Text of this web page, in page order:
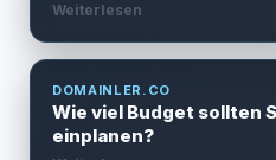
Weiterlesen
DOMAINLER.CO
Wie viel Budget sollten
einplanen?